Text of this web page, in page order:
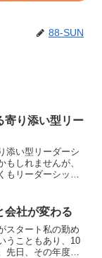
88-SUN
寄り添い型リー
添い型リーダーシ
もしれませんが、
もリーダーシップ
の日中エピソード
いま...
会社が変わる
スタート私の勤め
うこともあり、10
先日、その年度始